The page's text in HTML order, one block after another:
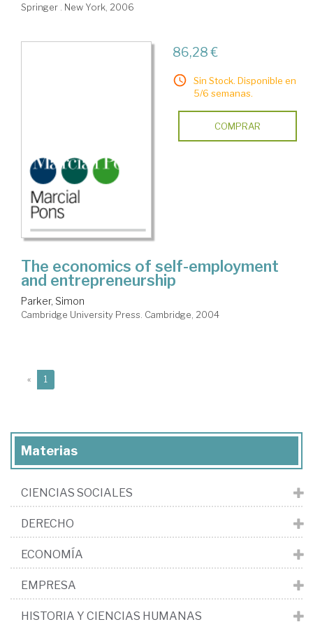
Springer . New York, 2006
86,28 €
Sin Stock. Disponible en
5/6 semanas.
COMPRAR
The economics of self-employment
and entrepreneurship
Parker, Simon
Cambridge University Press. Cambridge, 2004
« 1
Materias
CIENCIAS SOCIALES
DERECHO
ECONOMÍA
EMPRESA
HISTORIA Y CIENCIAS HUMANAS